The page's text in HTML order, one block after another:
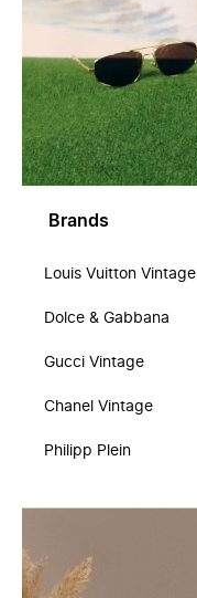
Brands
Louis Vuitton Vintage
Dolce & Gabbana
Gucci Vintage
Chanel Vintage
Philipp Plein